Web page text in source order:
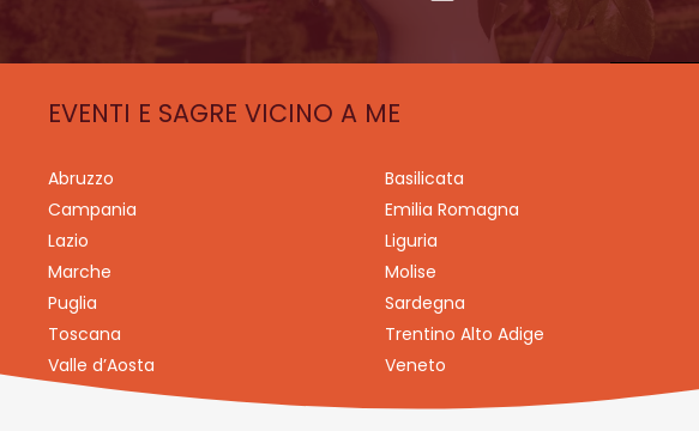
EVENTI E SAGRE VICINO A ME
Abruzzo Basilicata
Campania
Emilia Romagna
Lazio
Liguria
Marche
Molise
Puglia
Sardegna
Toscana
Trentino Alto Adige
Valle d’Aosta
Veneto